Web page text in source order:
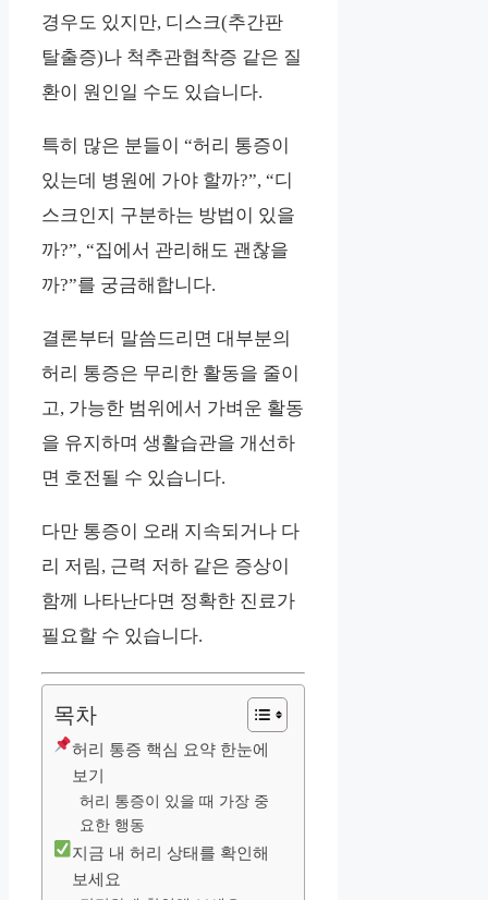
경우도 있지만, 디스크(추간판
탈출증)나 척추관협착증 같은 질
환이 원인일 수도 있습니다.
특히 많은 분들이 “허리 통증이
있는데 병원에 가야 할까?”, “디
스크인지 구분하는 방법이 있을
까?”, “집에서 관리해도 괜찮을
까?”를 궁금해합니다.
결론부터 말씀드리면 대부분의
허리 통증은 무리한 활동을 줄이
고, 가능한 범위에서 가벼운 활동
을 유지하며 생활습관을 개선하
면 호전될 수 있습니다.
다만 통증이 오래 지속되거나 다
리 저림, 근력 저하 같은 증상이
함께 나타난다면 정확한 진료가
필요할 수 있습니다.
목차
허리 통증 핵심 요약 한눈에
보기
허리 통증이 있을 때 가장 중
요한 행동
지금 내 허리 상태를 확인해
보세요